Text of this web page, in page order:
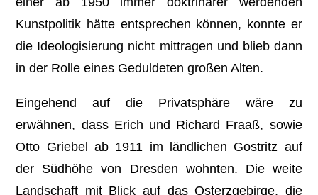
Kunstpolitik hätte entsprechen können, konnte er
die Ideologisierung nicht mittragen und blieb dann
in der Rolle eines Geduldeten großen Alten.
Eingehend auf die Privatsphäre wäre zu
erwähnen, dass Erich und Richard Fraaß, sowie
Otto Griebel ab 1911 im ländlichen Gostritz auf
der Südhöhe von Dresden wohnten. Die weite
Landschaft mit Blick auf das Osterzgebirge, die